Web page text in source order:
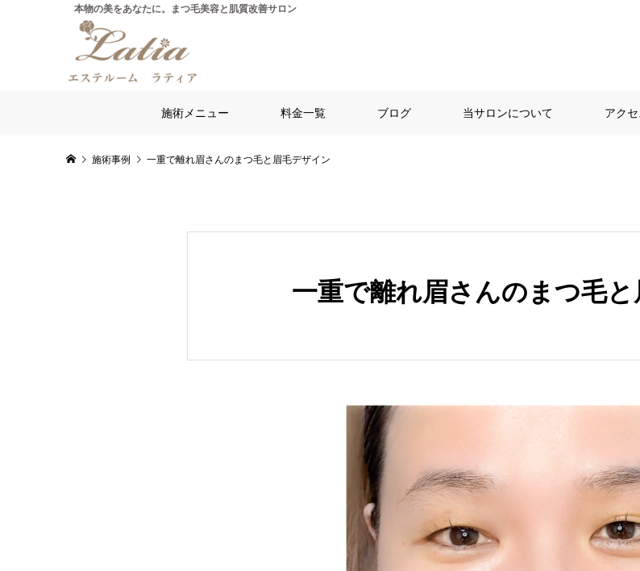
施術メニュー 料金一覧 ブログ 当サロンについて アクセ
施術事例 一重で離れ眉さんのまつ毛と眉毛デザイン
一重で離れ眉さんのまつ毛